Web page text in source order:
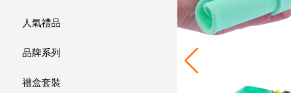
人氣禮品
品牌系列
禮盒套裝